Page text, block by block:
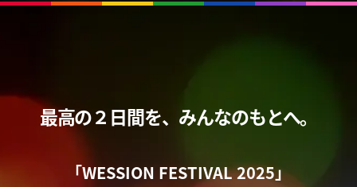
最⾼の２⽇間を、みんなのもとへ。
「WESSION FESTIVAL 2025」